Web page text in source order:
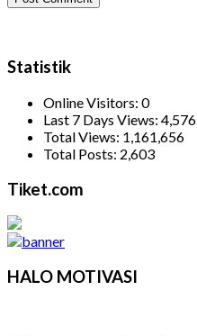
Statistik
Online Visitors: 0
Last 7 Days Views: 4,576
Total Views: 1,161,656
Total Posts: 2,603
Tiket.com
HALO MOTIVASI